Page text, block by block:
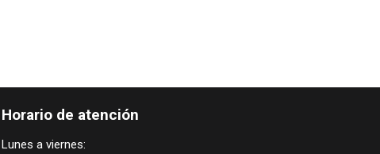
Horario de atención
Lunes a viernes: